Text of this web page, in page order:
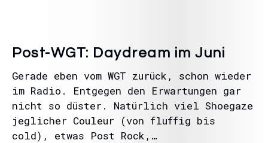
Post-WGT: Daydream im Juni
Gerade eben vom WGT zurück, schon wieder
im Radio. Entgegen den Erwartungen gar
nicht so düster. Natürlich viel Shoegaze
jeglicher Couleur (von fluffig bis
cold), etwas Post Rock,…